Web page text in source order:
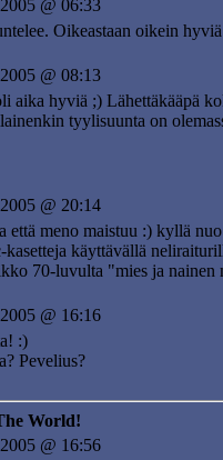
@ 06:33
Oikeastaan oikein
@ 08:13
aika hyviä ;) Lähettäkääpä
tyylisuunta on
@ 20:14
että meno maistuu :) kyllä
kasetteja käyttävällä
70-luvulta "mies ja nainen
@ 16:16
:)
Pevelius?
World!
@ 16:56